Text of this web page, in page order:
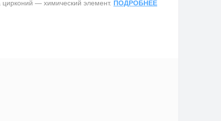
— химический элемент. ПОДРОБНЕЕ